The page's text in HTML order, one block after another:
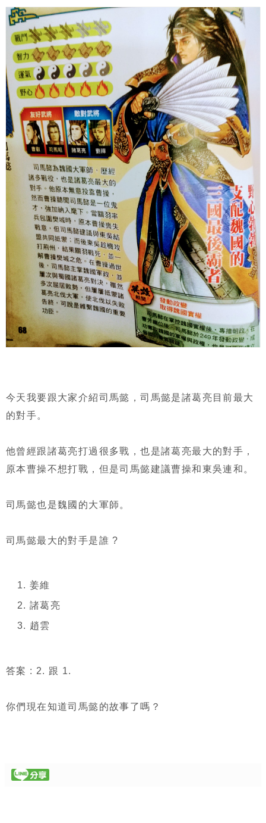
今天我要跟大家介紹司馬懿，司馬懿是諸葛亮目前最大
的對手。
他曾經跟諸葛亮打過很多戰，也是諸葛亮最大的對手，
原本曹操不想打戰，但是司馬懿建議曹操和東吳連和。
司馬懿也是魏國的大軍師。
司馬懿最大的對手是誰 ?
姜維
諸葛亮
趙雲
答案 : 2. 跟 1.
你們現在知道司馬懿的故事了嗎？